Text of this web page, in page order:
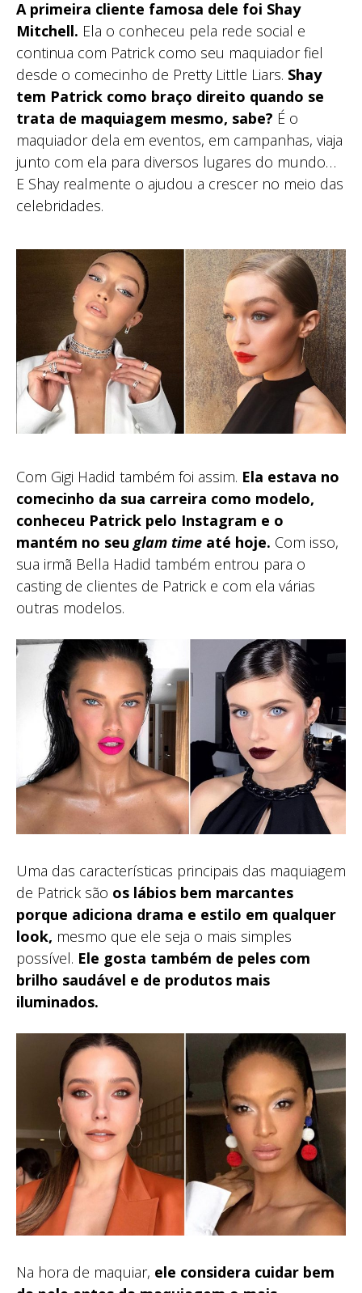
A primeira cliente famosa dele foi Shay
Mitchell. Ela o conheceu pela rede social e
continua com Patrick como seu maquiador fiel
desde o comecinho de Pretty Little Liars. Shay
tem Patrick como braço direito quando se
trata de maquiagem mesmo, sabe? É o
maquiador dela em eventos, em campanhas, viaja
junto com ela para diversos lugares do mundo…
E Shay realmente o ajudou a crescer no meio das
celebridades.
Com Gigi Hadid também foi assim. Ela estava no
comecinho da sua carreira como modelo,
conheceu Patrick pelo Instagram e o
mantém no seu glam time até hoje. Com isso,
sua irmã Bella Hadid também entrou para o
casting de clientes de Patrick e com ela várias
outras modelos.
Uma das características principais das maquiagem
de Patrick são os lábios bem marcantes
porque adiciona drama e estilo em qualquer
look, mesmo que ele seja o mais simples
possível. Ele gosta também de peles com
brilho saudável e de produtos mais
iluminados.
Na hora de maquiar, ele considera cuidar bem